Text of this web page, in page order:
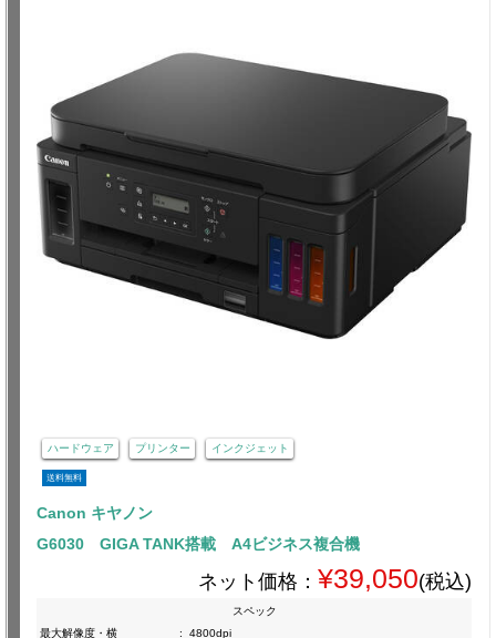
ハードウェア プリンター インクジェット
送料無料
Canon キヤノン
G6030 GIGA TANK搭載 A4ビジネス複合機
ネット価格： ¥39,050(税込)
スペック
最大解像度・横
: 4800dpi